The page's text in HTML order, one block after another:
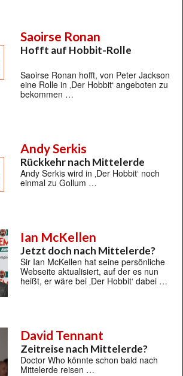
Saoirse Ronan
Hofft auf Hobbit-Rolle
Saoirse Ronan hofft, von Peter Jackson
eine Rolle in ‚Der Hobbit‘ angeboten zu
bekommen …
Andy Serkis
Rückkehr nach Mittelerde
Andy Serkis wird in ‚Der Hobbit‘ noch
einmal zu Gollum …
Ian McKellen
Jetzt doch nach Mittelerde?
Sir Ian McKellen hat seine persönliche
Webseite aktualisiert, auf der es nun
heißt, er wäre bei ‚Der Hobbit‘ dabei …
David Tennant
Zeitreise nach Mittelerde?
Doctor Who könnte schon bald nach
Mittelerde reisen …